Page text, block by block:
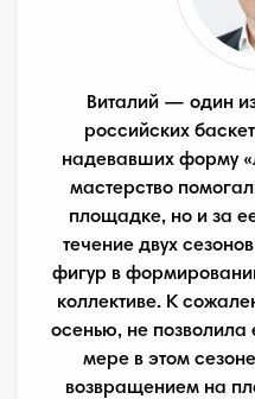
Виталий — один
российских
надевавших форму
мастерство
площадке, но и за
течение двух
фигур в
коллективе. К
осенью, не позволила
мере в этом
возвращением на